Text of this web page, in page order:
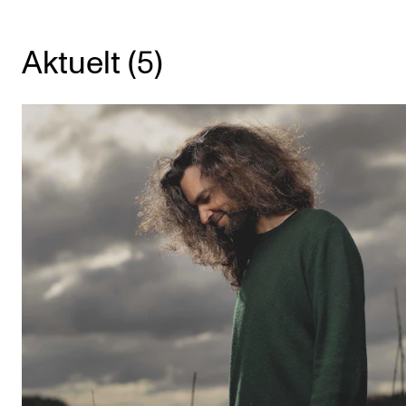
Gjennomføre konserter og arrangementer
Plakat, program og markedsføring
Offentlige konserter
Interne konserter og arrangementer
PRAKTISK
Canvas
IT og digitale tjenester
Rom, bygg, saler og studio
Aktuelt (5)